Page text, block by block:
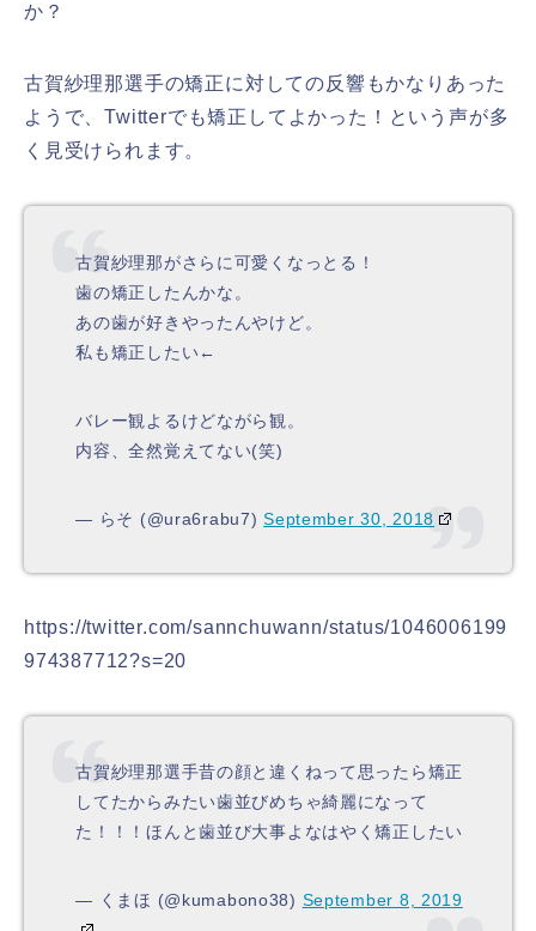
か？
古賀紗理那選手の矯正に対しての反響もかなりあった
ようで、Twitterでも矯正してよかった！という声が多
く見受けられます。
古賀紗理那がさらに可愛くなっとる！
歯の矯正したんかな。
あの歯が好きやったんやけど。
私も矯正したい←
バレー観よるけどながら観。
内容、全然覚えてない(笑)
— らそ (@ura6rabu7)September 30, 2018
https://twitter.com/sannchuwann/status/1046006199
974387712?s=20
古賀紗理那選手昔の顔と違くねって思ったら矯正
してたからみたい歯並びめちゃ綺麗になって
た！！！ほんと歯並び大事よなはやく矯正したい
— くまほ (@kumabono38) September 8, 2019